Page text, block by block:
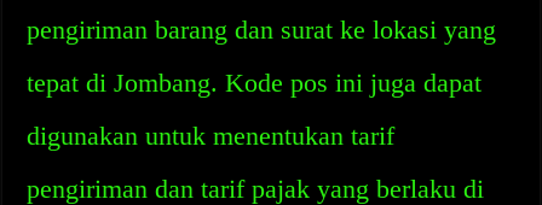
pengiriman barang dan surat ke lokasi yang
tepat di Jombang. Kode pos ini juga dapat
digunakan untuk menentukan tarif
pengiriman dan tarif pajak yang berlaku di